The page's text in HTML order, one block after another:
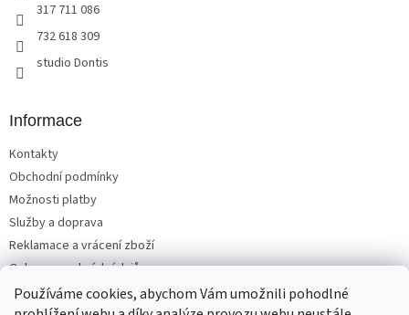
Používáme cookies, abychom Vám umožnili pohodlné
317 711 086
732 618 309
studio Dontis
Informace
Kontakty
Obchodní podmínky
Možnosti platby
Služby a doprava
Reklamace a vrácení zboží
Ochrana osobních údajů